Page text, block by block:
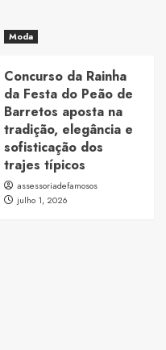
Moda
Concurso da Rainha
da Festa do Peão de
Barretos aposta na
tradição, elegância e
sofisticação dos
trajes típicos
assessoriadefamosos
julho 1, 2026